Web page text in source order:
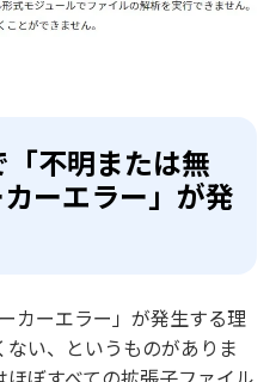
不明または無
ーエラー」が発
カーエラー」が発生する理
い、というものがありま